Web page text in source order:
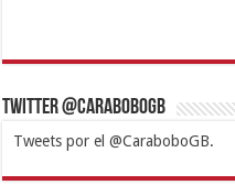
Twitter @CaraboboGB
Tweets por el @CaraboboGB.
1xbetBetturkeyBetistKralbet
https://mvbcasino.com/